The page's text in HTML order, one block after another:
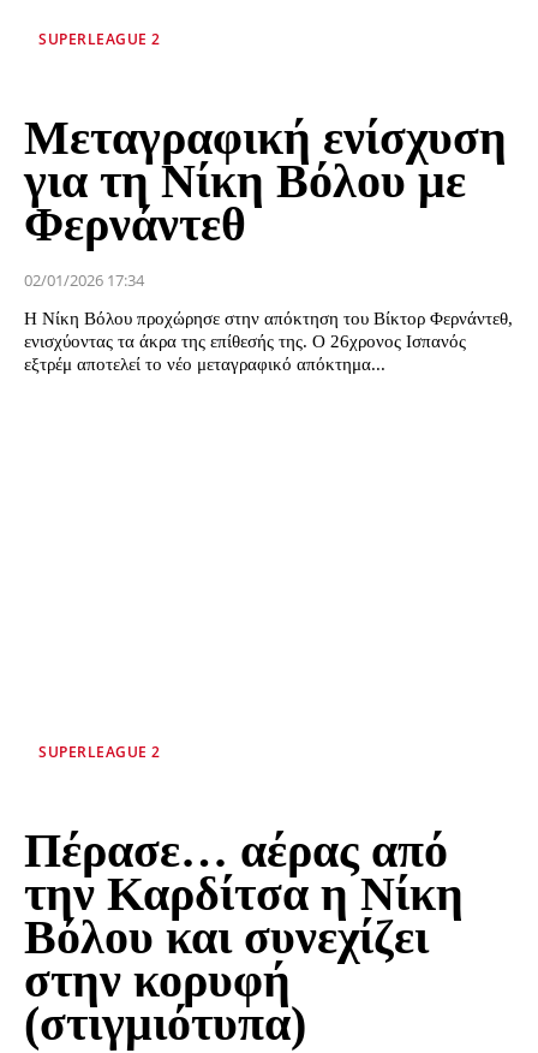
SUPERLEAGUE 2
Μεταγραφική ενίσχυση
για τη Νίκη Βόλου με
Φερνάντεθ
02/01/2026 17:34
Η Νίκη Βόλου προχώρησε στην απόκτηση του Βίκτορ Φερνάντεθ,
ενισχύοντας τα άκρα της επίθεσής της. Ο 26χρονος Ισπανός
εξτρέμ αποτελεί το νέο μεταγραφικό απόκτημα...
SUPERLEAGUE 2
Πέρασε… αέρας από
την Καρδίτσα η Νίκη
Βόλου και συνεχίζει
στην κορυφή
(στιγμιότυπα)